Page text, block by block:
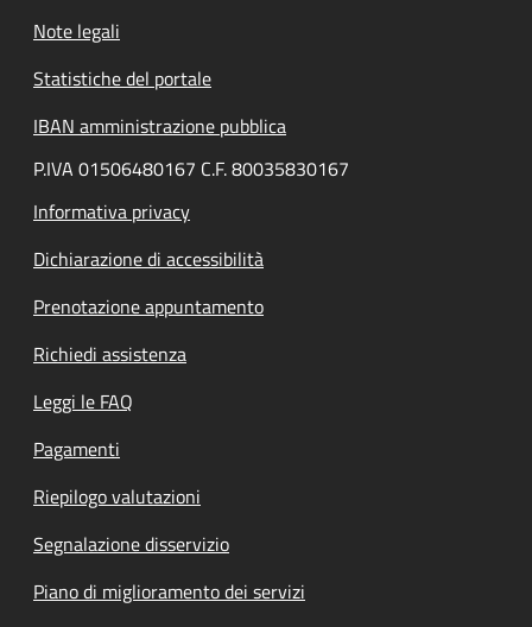
Note legali
Statistiche del portale
IBAN amministrazione pubblica
P.IVA 01506480167 C.F. 80035830167
Informativa privacy
Dichiarazione di accessibilità
Prenotazione appuntamento
Richiedi assistenza
Leggi le FAQ
Pagamenti
Riepilogo valutazioni
Segnalazione disservizio
Piano di miglioramento dei servizi